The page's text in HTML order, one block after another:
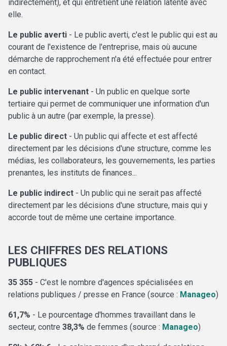
indirectement), et qui entretient une relation latente avec
elle.
Le public averti - Le public averti, c'est le public qui est au
courant de l'existence de l'entreprise, mais où aucune
démarche de rapprochement n'a été effectuée pour entrer
en contact.
Le public intervenant - Un public en quelque sorte
tertiaire qui permet de communiquer une information d'un
public à un autre (par exemple, la presse).
Le public direct - Un public qui affecte et est affecté
directement par les décisions d'une structure, comme les
médias, les collaborateurs, les gouvernements, les parties
prenantes, les instituts de finances...
Le public indirect - Un public qui ne serait pas affecté
directement par les décisions d'une structure, mais qui y
accorde tout de même une certaine importance.
LES CHIFFRES DES RELATIONS
PUBLIQUES
35 355 - C'est le nombre d'agences spécialisées en
relations publiques / presse en France (source : Manageo)
61,7% - Le pourcentage d'hommes travaillant dans le
secteur, contre 38,3% de femmes (source : Manageo)